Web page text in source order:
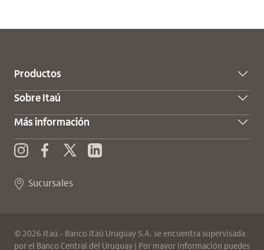
Productos
Sobre Itaú
Más información
InstagramFacebookX (Twitter)
Sucursales
© 2026 Itaú - Banco Itaú Uruguay S.A. se encuentra supervisada
por el Banco Central del Uruguay | Por mayor información puedes